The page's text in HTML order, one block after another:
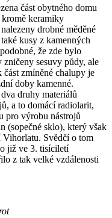
část obytného domu
keramiky
drobné měděné
kusy z kamenných
že zde bylo
sesuvy půdy, ale
zmíněné chalupy je
doby kamenné.
druhy materiálů
a to domácí radiolarit,
pro výrobu nástrojů
(sopečné sklo), který však
Svědčí o tom
již ve 3. tisíciletí
z tak velké vzdálenosti